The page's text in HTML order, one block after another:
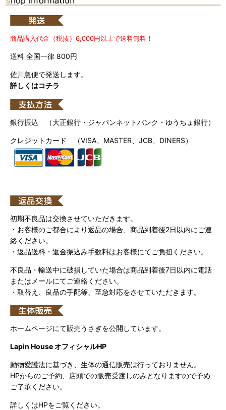
商品購入代金（税抜）6,000円以上で送料無料！
送料 全国一律 800円
佐川急便で発送します。
詳しくはコチラ
銀行振込 （大正銀行・ジャパンネットバンク・ゆうちょ銀行）
クレジットカード （VISA、MASTER、JCB、DINERS）
初期不良品は交換させていただきます。
・お客様のご都合により返品の場合、商品到着後2日以内にご連
絡ください。
・返品送料・返金振込み手数料はお客様にてご負担ください。
不良品・輸送中に破損していた場合は商品到着後7日以内に電話
またはメールにてご連絡ください。
・取替え、良品の手配等、至急対応をさせていただきます。
ホームページにて販売うさぎを公開しています。
Lapin House オフィシャルHP
動物愛護法に基づき、生体の通信販売は行っておりません。
HPからのご予約、店頭での販売受渡しのみとなりますので予め
ご了承ください。
詳しくはHPをご覧ください。